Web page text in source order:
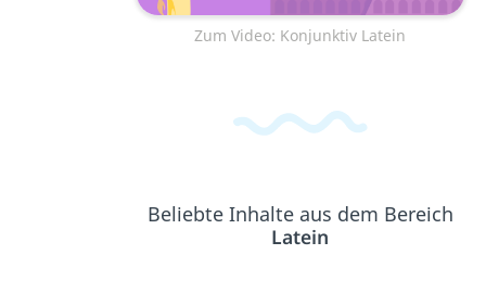
Zum Video: Konjunktiv Latein
Beliebte Inhalte aus dem Bereich
Latein